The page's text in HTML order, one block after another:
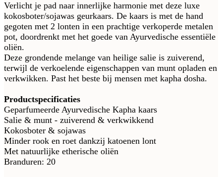
Verlicht je pad naar innerlijke harmonie met deze luxe
kokosboter/sojawas geurkaars. De kaars is met de hand
gegoten met 2 lonten in een prachtige verkoperde metalen
pot, doordrenkt met het goede van Ayurvedische essentiële
oliën.
Deze grondende melange van heilige salie is zuiverend,
terwijl de verkoelende eigenschappen van munt opladen en
verkwikken. Past het beste bij mensen met kapha dosha.
Productspecificaties
Geparfumeerde Ayurvedische Kapha kaars
Salie & munt - zuiverend & verkwikkend
Kokosboter & sojawas
Minder rook en roet dankzij katoenen lont
Met natuurlijke etherische oliën
Branduren: 20